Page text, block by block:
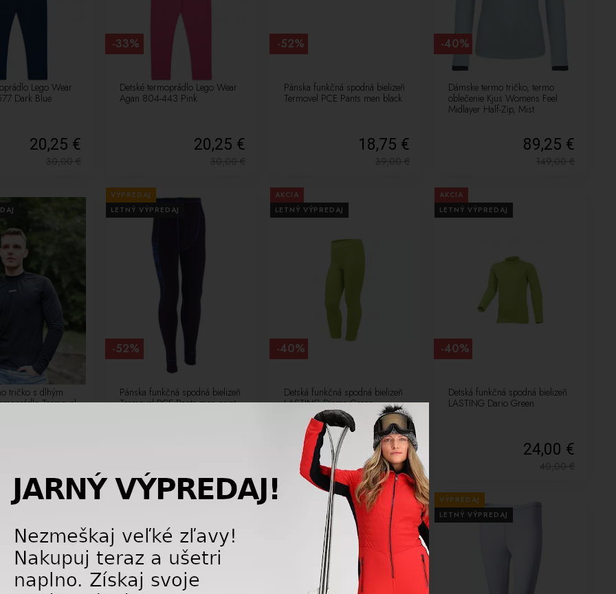
Lego Wear
Dark Blue
20,25 €
30,00€
Detské termoprádlo Lego Wear
Agan 804-443 Pink
20,25 €
30,00€
-33%
Pánska funkčná spodná bielizeň
Termovel PCE Pants men black
18,75 €
39,00€
-52%
Dámske termo tričko, termo
oblečenie Kjus Womens Feel
Midlayer Half-Zip, Mist
89,25 €
149,00€
-40%
tričko s dlhým
Termovel
black
VÝPREDAJ
LETNÝ VÝPREDAJ
Pánska funkčná spodná bielizeň
Termovel PCE Pants men print
-52%
AKCIA
LETNÝ VÝPREDAJ
Detská funkčná spodná bielizeň
LASTING Disma Green
21,00 €
35,00 €
-40%
AKCIA
LETNÝ VÝPREDAJ
Detská funkčná spodná bielizeň
LASTING Dario Green
24,00 €
40,00€
-40%
VÝPREDAJ
VÝPREDAJ
LETNÝ VÝPREDAJ
VÝPREDAJ
LETNÝ VÝPREDAJ